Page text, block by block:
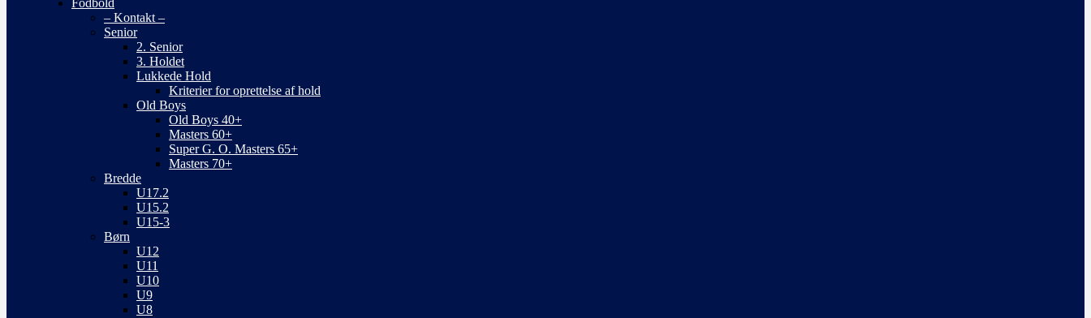
Fodbold
– Kontakt –
Senior
2. Senior
3. Holdet
Lukkede Hold
Kriterier for oprettelse af hold
Old Boys
Old Boys 40+
Masters 60+
Super G. O. Masters 65+
Masters 70+
Bredde
U17.2
U15.2
U15-3
Børn
U12
U11
U10
U9
U8